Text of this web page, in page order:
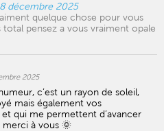
décembre 2025
quelque chose pour vous
pensez a vous vraiment opale
2025
c’est un rayon de soleil,
mais également vos
qui me permettent d’avancer
à vous 🌞